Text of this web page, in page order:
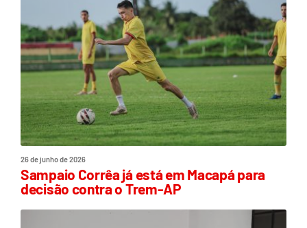
26 de junho de 2026
Sampaio Corrêa já está em Macapá para
decisão contra o Trem-AP